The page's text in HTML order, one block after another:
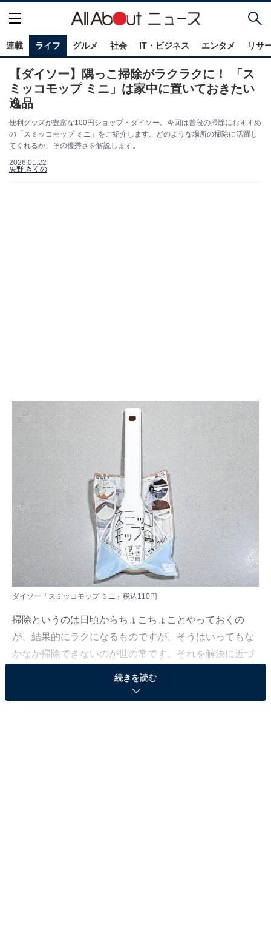
連載 ライフ グルメ 社会 IT・ビジネス エンタメ リサ
【ダイソー】隅っこ掃除がラクラクに！ 「ス
ミッコモップ ミニ」は家中に置いておきたい
逸品
便利グッズが豊富な100円ショップ・ダイソー。今回は普段の掃除におすすめ
の「スミッコモップ ミニ」をご紹介します。どのような場所の掃除に活躍し
てくれるか、その優秀さを解説します。
2026.01.22
矢野 きくの
ダイソー「スミッコモップ ミニ」税込110円
掃除というのは日頃からちょこちょことやっておくの
が、結果的にラクになるものですが、そうはいってもな
かなか掃除できないのが世の常です。それを解決に近づ
けてくれるのが、「掃除道具をあらゆる場所に置いてお
く」ことと、「掃除箇所・汚れに合わせた掃除道具を準
続きを読む